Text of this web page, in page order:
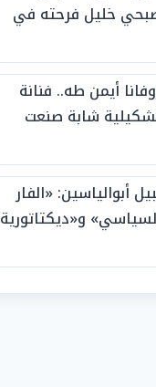
خليل فرحته في
أيمن طه.. فنانة
شابة صنعت
منذ الصغر
أبوالياسين: «الفار
و«ديكتاتورية
وإقالة